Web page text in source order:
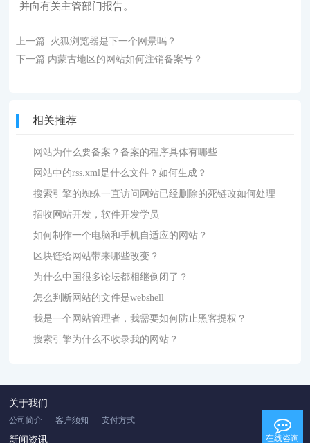
并向有关主管部门报告。
上一篇: 火狐浏览器是下一个网景吗？
下一篇:内蒙古地区的网站如何注销备案号？
相关推荐
网站为什么要备案？备案的程序具体有哪些
网站中的rss.xml是什么文件？如何生成？
搜索引擎的蜘蛛一直访问网站已经删除的死链改如何处理
招收网站开发，软件开发学员
如何制作一个电脑和手机自适应的网站？
区块链给网站带来哪些改变？
为什么中国很多论坛都相继倒闭了？
怎么判断网站的文件是webshell
我是一个网站管理者，我需要如何防止黑客提权？
搜索引擎为什么不收录我的网站？
关于我们
公司简介 客户须知 支付方式
新闻资讯 在线咨询